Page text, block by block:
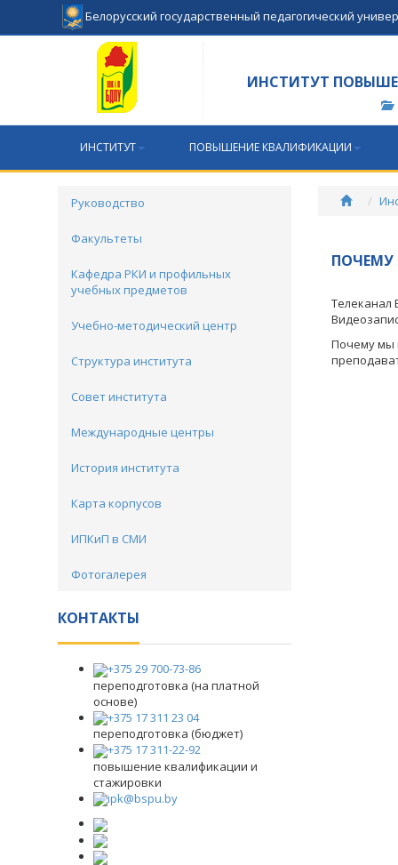
Белорусский государственный педагогический
ИНСТИТУТ
ИНСТИТУТ ПОВЫШЕНИЕ КВАЛИФИКАЦИИ
Руководство
Факультеты
Кафедра РКИ и профильных
учебных предметов
Учебно-методический центр
Структура института
Совет института
Международные центры
История института
Карта корпусов
ИПКиП в СМИ
Фотогалерея
КОНТАКТЫ
+375 29 700-73-86
переподготовка (на платной
основе)
+375 17 311 23 04
переподготовка (бюджет)
+375 17 311-22-92
повышение квалификации и
стажировки
ipk@bspu.by
ПОЧЕМУ
Телеканал
Почему мы